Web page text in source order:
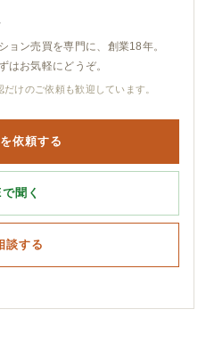
ョン売買を専門に、創業18年。
はお気軽にどうぞ。
けのご依頼も歓迎しています。
依頼する
聞く
談する